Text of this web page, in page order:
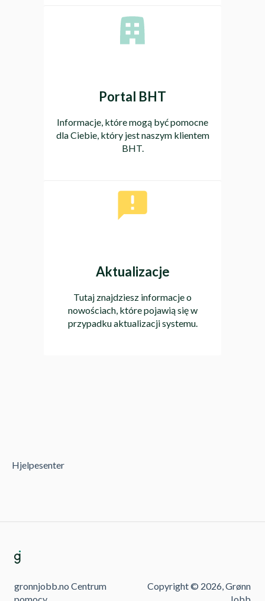
Portal BHT
Informacje, które mogą być pomocne
dla Ciebie, który jest naszym klientem
BHT.
Aktualizacje
Tutaj znajdziesz informacje o
nowościach, które pojawią się w
przypadku aktualizacji systemu.
Hjelpesenter
gronnjobb.no Centrum
Copyright © 2026, Grønn